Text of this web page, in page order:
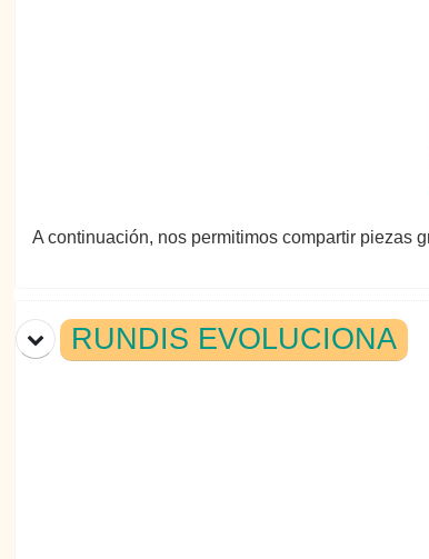
A continuación, nos permitimos compartir piezas
RUNDIS EVOLUCIONA